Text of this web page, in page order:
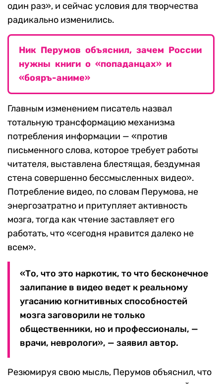
один раз», и сейчас условия для творчества
радикально изменились.
Ник Перумов объяснил, зачем России
нужны книги о «попаданцах» и
«бояръ-аниме»
Главным изменением писатель назвал
тотальную трансформацию механизма
потребления информации — «против
письменного слова, которое требует работы
читателя, выставлена блестящая, бездумная
стена совершенно бессмысленных видео».
Потребление видео, по словам Перумова, не
энергозатратно и притупляет активность
мозга, тогда как чтение заставляет его
работать, что «сегодня нравится далеко не
всем».
«То, что это наркотик, то что бесконечное
залипание в видео ведет к реальному
угасанию когнитивных способностей
мозга заговорили не только
общественники, но и профессионалы, —
врачи, неврологи», — заявил автор.
Резюмируя свою мысль, Перумов объяснил, что